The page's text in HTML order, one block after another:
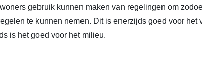
gebruik kunnen maken van regelingen om
te kunnen nemen. Dit is enerzijds goed voor het
is het goed voor het milieu.